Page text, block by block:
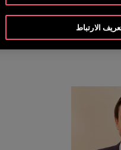
President,
الارتباط